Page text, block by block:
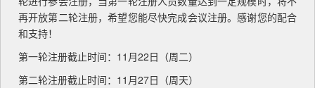
再开放第二轮注册，希望您能尽快完成会议注册。感谢您的配合
和支持！
第一轮注册截止时间：11月22日（周二）
第二轮注册截止时间：11月27日（周天）